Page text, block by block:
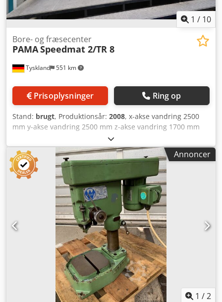
1 / 10
Tyskland 551 km
Bore- og fræsecenter
PAMASpeedmat 2/TR 8
Prisoplysninger Ring op
Stand: brugt, Produktionsår: 2008, x-akse vandring 2500
mm y-akse vandring 2500 mm z-akse vandring 1700 mm
Styring Siemens Sinumerik 840 D maks. emnevægt 6000 kg
Spindeldiameter 130 mm Pinolslængde 700 mm
Værktøjsoptagelse ISO 50 DIN 69871 - AD maks.
drejningsmoment på spindel 1847 Nm Samlet effektbehov
65 kW Maskinvægt ca. 45 t Pladsbehov ca. 10,9 x 9,3 x 5,7
m Arbejdsbord - Opspændingsflade 2500 x 2000 mm -
Borde højde over gulv 800 mm Fremføringshastighed - x-
akse 0,5 til 10000 mm/min - y-akse 0,5 til 10000 mm/min -
z-akse 0,5 til 10000 mm/min - Hurtigløb (x/y/z) 25 / 25 / 25
m/min - Maks. fremføringskraft (x/y/z) 28000 / 27000 /
28000 N Spindelhastigheder i 1/min - Geartrin 1: 6 til 1004
o/min - Geartrin 2: 950 til 4000 o/min Udstyr/Tilbehør: - Ca.
30 stk. værktøjsholdere SK 50 - 1 måleprobe -
Kølemiddelanlæg / papirbåndsfilter & spåntransportør -
Køler Dwjdpfx Aow N S E Neblja - Olietågeudsugning -
Fastgørelseselementer - Teknisk dokumentation
Annoncer
1 /2